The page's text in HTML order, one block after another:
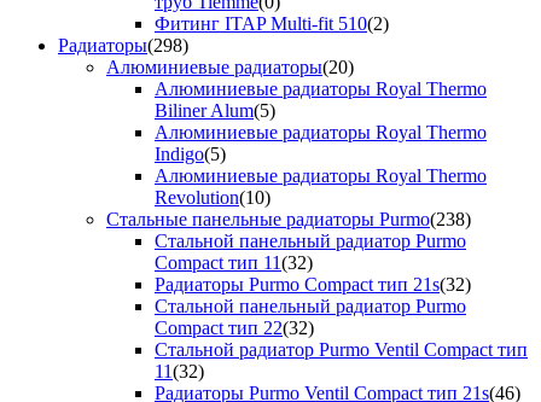
Фитинг ITAP Multi-fit 510(2)
Радиаторы(298)
Алюминиевые радиаторы(20)
Алюминиевые радиаторы Royal Thermo
Biliner Alum(5)
Алюминиевые радиаторы Royal Thermo
Indigo(5)
Алюминиевые радиаторы Royal Thermo
Revolution(10)
Стальные панельные радиаторы Purmo(238)
Стальной панельный радиатор Purmo
Compact тип 11(32)
Радиаторы Purmo Compact тип 21s(32)
Стальной панельный радиатор Purmo
Compact тип 22(32)
Стальной радиатор Purmo Ventil Compact тип
11(32)
Радиаторы Purmo Ventil Compact тип 21s(46)